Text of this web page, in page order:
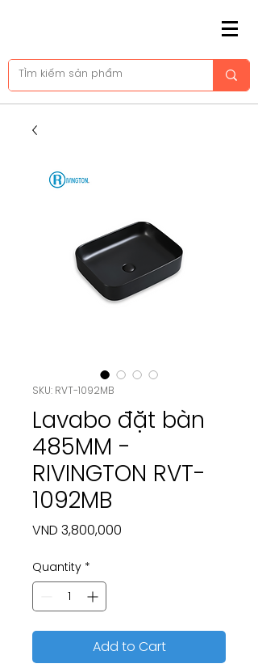
SKU: RVT-1092MB
Lavabo đặt bàn
485MM -
RIVINGTON RVT-
1092MB
VND 3,800,000
Quantity *
Add to Cart